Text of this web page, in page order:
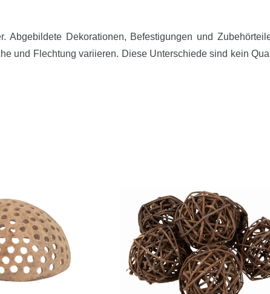
Dekorationen, Befestigungen und
und Flechtung variieren. Diese Unterschiede sind kein